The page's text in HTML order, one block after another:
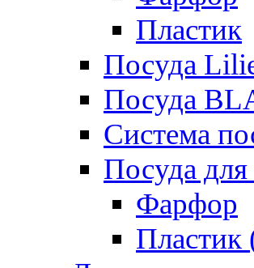
Пластик
Посуда
Посуда
Система
Посуда
Фарфор
Пластик